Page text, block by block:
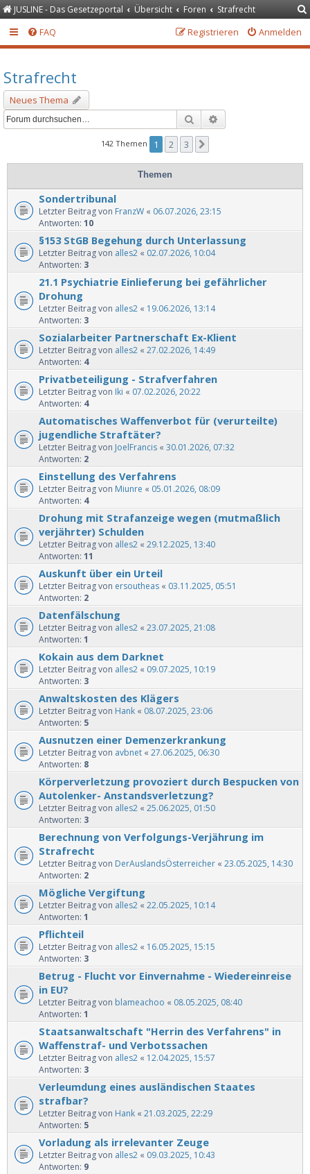
JUSLINE - Das Gesetzeportal Übersicht Foren Strafrecht
FAQ Anmelden
Registrieren
Strafrecht
Neues Thema
Suche
142 Themen 1 2 3
Themen
Sondertribunal
Letzter Beitrag von FranzW « 06.07.2026, 23:15
Antworten: 10
§153 StGB Begehung durch Unterlassung
Letzter Beitrag von alles2 « 02.07.2026, 10:04
Antworten: 3
21.1 Psychiatrie Einlieferung bei gefährlicher
Drohung
Letzter Beitrag von alles2 « 19.06.2026, 13:14
Antworten: 3
Sozialarbeiter Partnerschaft Ex-Klient
Letzter Beitrag von alles2 « 27.02.2026, 14:49
Antworten: 4
Privatbeteiligung - Strafverfahren
Letzter Beitrag von Iki « 07.02.2026, 20:22
Antworten: 4
Automatisches Waffenverbot für (verurteilte)
jugendliche Straftäter?
Letzter Beitrag von JoelFrancis « 30.01.2026, 07:32
Antworten: 2
Einstellung des Verfahrens
Letzter Beitrag von Miunre « 05.01.2026, 08:09
Antworten: 4
Drohung mit Strafanzeige wegen (mutmaßlich
verjährter) Schulden
Letzter Beitrag von alles2 « 29.12.2025, 13:40
Antworten: 11
Auskunft über ein Urteil
Letzter Beitrag von ersoutheas « 03.11.2025, 05:51
Antworten: 2
Datenfälschung
Letzter Beitrag von alles2 « 23.07.2025, 21:08
Antworten: 1
Kokain aus dem Darknet
Letzter Beitrag von alles2 « 09.07.2025, 10:19
Antworten: 3
Anwaltskosten des Klägers
Letzter Beitrag von Hank « 08.07.2025, 23:06
Antworten: 5
Ausnutzen einer Demenzerkrankung
Letzter Beitrag von avbnet « 27.06.2025, 06:30
Antworten: 8
Körperverletzung provoziert durch Bespucken von
Autolenker- Anstandsverletzung?
Letzter Beitrag von alles2 « 25.06.2025, 01:50
Antworten: 3
Berechnung von Verfolgungs-Verjährung im
Strafrecht
Letzter Beitrag von DerAuslandsÖsterreicher « 23.05.2025, 14:30
Antworten: 2
Mögliche Vergiftung
Letzter Beitrag von alles2 « 22.05.2025, 10:14
Antworten: 1
Pflichteil
Letzter Beitrag von alles2 « 16.05.2025, 15:15
Antworten: 3
Betrug - Flucht vor Einvernahme - Wiedereinreise
in EU?
Letzter Beitrag von blameachoo « 08.05.2025, 08:40
Antworten: 1
Staatsanwaltschaft "Herrin des Verfahrens" in
Waffenstraf- und Verbotssachen
Letzter Beitrag von alles2 « 12.04.2025, 15:57
Antworten: 3
Verleumdung eines ausländischen Staates
strafbar?
Letzter Beitrag von Hank « 21.03.2025, 22:29
Antworten: 5
Vorladung als irrelevanter Zeuge
Letzter Beitrag von alles2 « 09.03.2025, 10:43
Antworten: 9